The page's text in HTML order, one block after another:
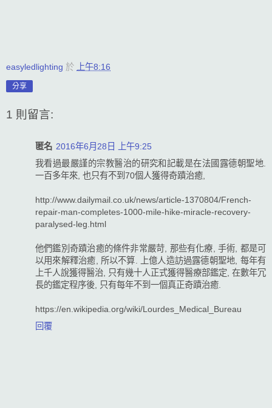
easyledlighting 於 上午8:16
分享
1 則留言:
匿名 2016年6月28日 上午9:25
我看過最嚴謹的宗教醫治的研究和記載是在法國露德朝聖地.
一百多年來, 也只有不到70個人獲得奇蹟治癒,
http://www.dailymail.co.uk/news/article-1370804/French-
repair-man-completes-1000-mile-hike-miracle-recovery-
paralysed-leg.html
他們鑑別奇蹟治癒的條件非常嚴苛, 那些有化療, 手術, 都是可
以用來解釋治癒, 所以不算. 上億人造訪過露德朝聖地, 每年有
上千人說獲得醫治, 只有幾十人正式獲得醫療部鑑定, 在數年冗
長的鑑定程序後, 只有每年不到一個真正奇蹟治癒.
https://en.wikipedia.org/wiki/Lourdes_Medical_Bureau
回覆